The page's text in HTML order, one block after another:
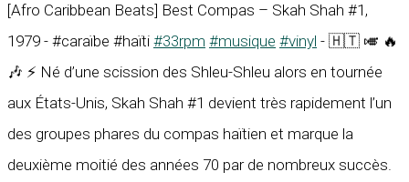
[Afro Caribbean Beats] Best Compas – Skah Shah #1,
1979 - #caraïbe #haïti #33rpm #musique #vinyl - 🇭🇹 🎺 🔥
🎶 ⚡ Né d’une scission des Shleu-Shleu alors en tournée
aux États-Unis, Skah Shah #1 devient très rapidement l’un
des groupes phares du compas haïtien et marque la
deuxième moitié des années 70 par de nombreux succès.